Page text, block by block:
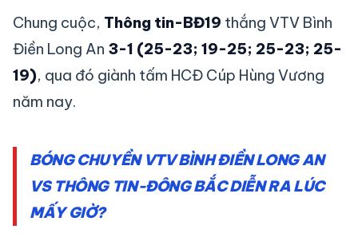
Chung cuộc, Thông tin-BĐ19 thắng VTV Bình
Điền Long An 3-1 (25-23; 19-25; 25-23; 25-
19), qua đó giành tấm HCĐ Cúp Hùng Vương
năm nay.
BÓNG CHUYỀN VTV BÌNH ĐIỀN LONG AN
VS THÔNG TIN-ĐÔNG BẮC DIỄN RA LÚC
MẤY GIỜ?